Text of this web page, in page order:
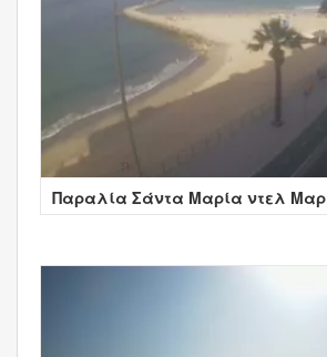
Παραλία Σάντα Μαρία ντελ Μαρ